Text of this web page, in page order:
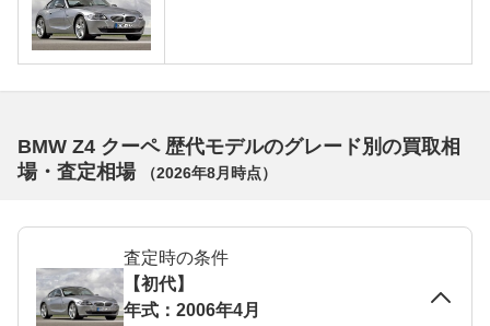
BMW Z4 クーペ 歴代モデルのグレード別の買取相
場・査定相場
（2026年8月 時点）
査定時の条件
【初代】
年式：2006年4月